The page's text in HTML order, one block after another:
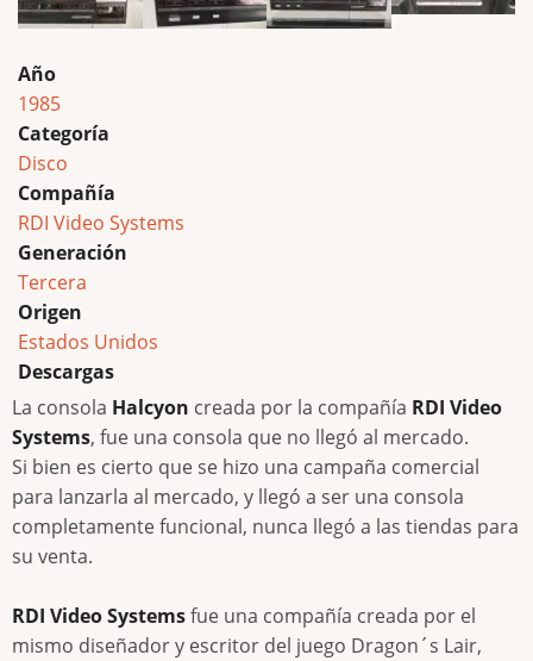
Año
1985
Categoría
Disco
Compañía
RDI Video Systems
Generación
Tercera
Origen
Estados Unidos
Descargas
La consola Halcyon creada por la compañía RDI Video
Systems, fue una consola que no llegó al mercado.
Si bien es cierto que se hizo una campaña comercial
para lanzarla al mercado, y llegó a ser una consola
completamente funcional, nunca llegó a las tiendas para
su venta.
RDI Video Systemsfue una compañía creada por el
mismo diseñador y escritor del juego Dragon´s Lair,